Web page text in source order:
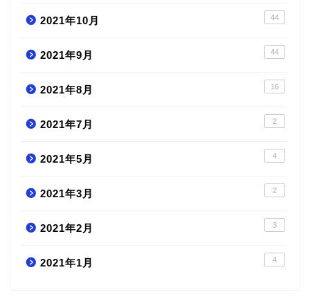
2021年10月 44
2021年9月 44
2021年8月 16
2021年7月 2
2021年5月 4
2021年3月 2
2021年2月 3
2021年1月 4